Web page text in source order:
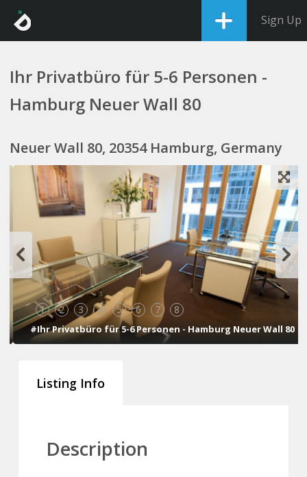
Sign Up
Ihr Privatbüro für 5-6 Personen -
Hamburg Neuer Wall 80
Neuer Wall 80, 20354 Hamburg, Germany
1 2 3 4 5 6 7 8
#Ihr Privatbüro für 5-6 Personen - Hamburg Neuer Wall 80
Listing Info
Description